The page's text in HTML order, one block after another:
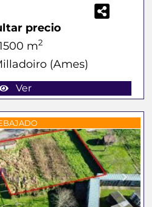
precio
m2
(Ames)
Ver